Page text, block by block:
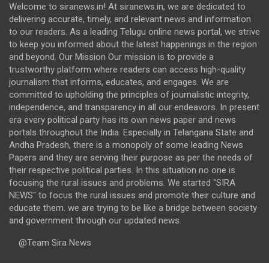
Welcome to siranews.in! At siranews.in, we are dedicated to
delivering accurate, timely, and relevant news and information
to our readers. As a leading Telugu online news portal, we strive
to keep you informed about the latest happenings in the region
and beyond. Our Mission Our mission is to provide a
trustworthy platform where readers can access high-quality
journalism that informs, educates, and engages. We are
committed to upholding the principles of journalistic integrity,
independence, and transparency in all our endeavors. In present
era every political party has its own news paper and news
portals throughout the India. Especially in Telangana State and
Andha Pradesh, there is a monopoly of some leading News
Papers and they are serving their purpose as per the needs of
their respective political parties. In this situation no one is
focusing the rural issues and problems. We started "SIRA
NEWS" to focus the rural issues and promote their culture and
educate them. we are trying to be like a bridge between society
and government through our updated news.
@Team Sira News